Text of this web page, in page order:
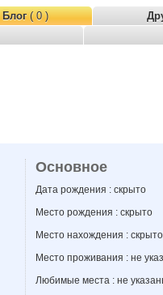
Блог( 0 )
Основное
Дата рождения : скрыто
Место рождения : скрыто
Место нахождения : скрыто
Место проживания : не
Любимые места : не